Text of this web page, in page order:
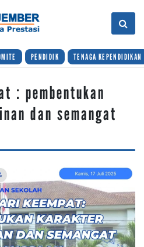
PENDIDIK TENAGA KEPENDIDIKAN
: pembentukan
dan semangat